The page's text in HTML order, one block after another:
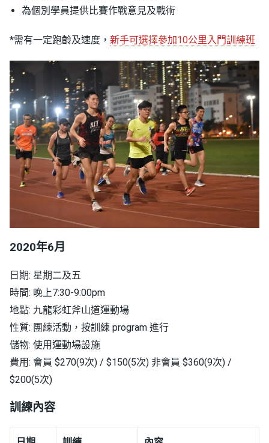
為個別學員提供比賽作戰意見及戰術
*需有一定跑齡及速度， 新手可選擇參加10公里入門訓練班
2020年6月
日期: 星期二及五
時間: 晚上7:30-9:00pm
地點: 九龍彩虹斧山道運動場
性質: 團練活動，按訓練 program 進行
儲物: 使用運動場設施
費用: 會員 $270(9次) / $150(5次) 非會員 $360(9次) /
$200(5次)
訓練內容